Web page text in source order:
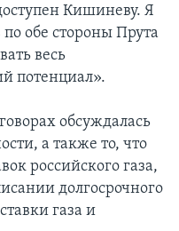
Кишиневу. Я
обе стороны Прута
весь
потенциал».
обсуждалась
а также то, что
российского газа,
долгосрочного
газа и